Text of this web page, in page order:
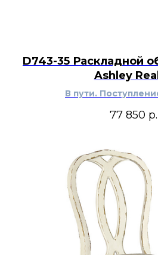
D743-35 Раскладной
Ashley
В пути.
77 850 р.